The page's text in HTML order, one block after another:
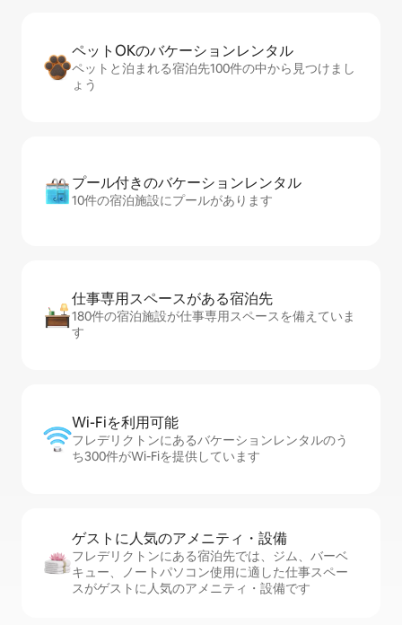
ペットOKのバ⁠ケ⁠ー⁠シ⁠ョ⁠ンレ⁠ン⁠タ⁠ル
ペットと泊まれる宿泊先100件の中から見つけまし
ょう
プール付きのバ⁠ケ⁠ー⁠シ⁠ョ⁠ンレ⁠ン⁠タ⁠ル
10件の宿泊施設にプールがあります
仕事専用ス⁠ペ⁠ー⁠スがあ⁠る宿⁠泊⁠先
180件の宿泊施設が仕事専用スペースを備えていま
す
Wi-Fiを利⁠用⁠可⁠能
フレデリクトンにあるバケーションレンタルのう
ち300件がWi-Fiを提供しています
ゲストに人⁠気⁠のア⁠メ⁠ニ⁠テ⁠ィ・設⁠備
フレデリクトンにある宿泊先では、ジム、バーベ
キュー、ノートパソコン使用に適した仕事スペー
スがゲストに人気のアメニティ・設備です